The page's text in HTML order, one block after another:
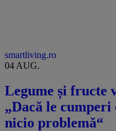
smartliving.ro
04 AUG.
Legume și fructe
„Dacă le cumperi
nicio problemă“